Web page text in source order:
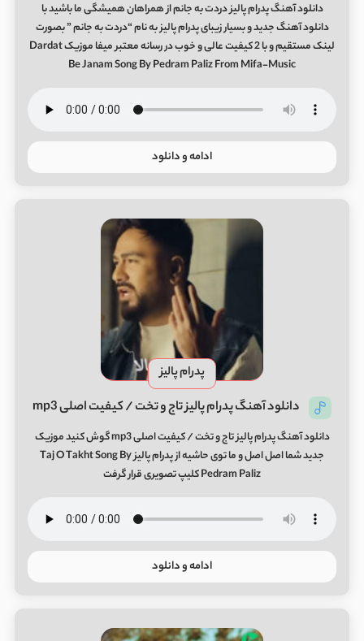
دانلود آهنگ پدرام پالیز دردت به جانم از همراهان همیشگی ما باشید با
دانلود آهنگ جدید و بسیار زیبای پدرام پالیز به نام “دردت به جانم ” بصورت
لینک مستقیم و با 2 کیفیت عالی و خوب در رسانه معتبر میفا موزیک Dardat
Be Janam Song By Pedram Paliz From Mifa-Music
ادامه و دانلود
پدرام پالیز
دانلود آهنگ پدرام پالیز تاج و تخت / کیفیت اصلی mp3
دانلود آهنگ پدرام پالیز تاج و تخت / کیفیت اصلی mp3 گوش کنید موزیک
جدید شما اصل اصل و ما توی حاشیه از پدرام پالیز Taj O Takht Song By
Pedram Paliz کلیپ تصویری قرار گرفت
ادامه و دانلود